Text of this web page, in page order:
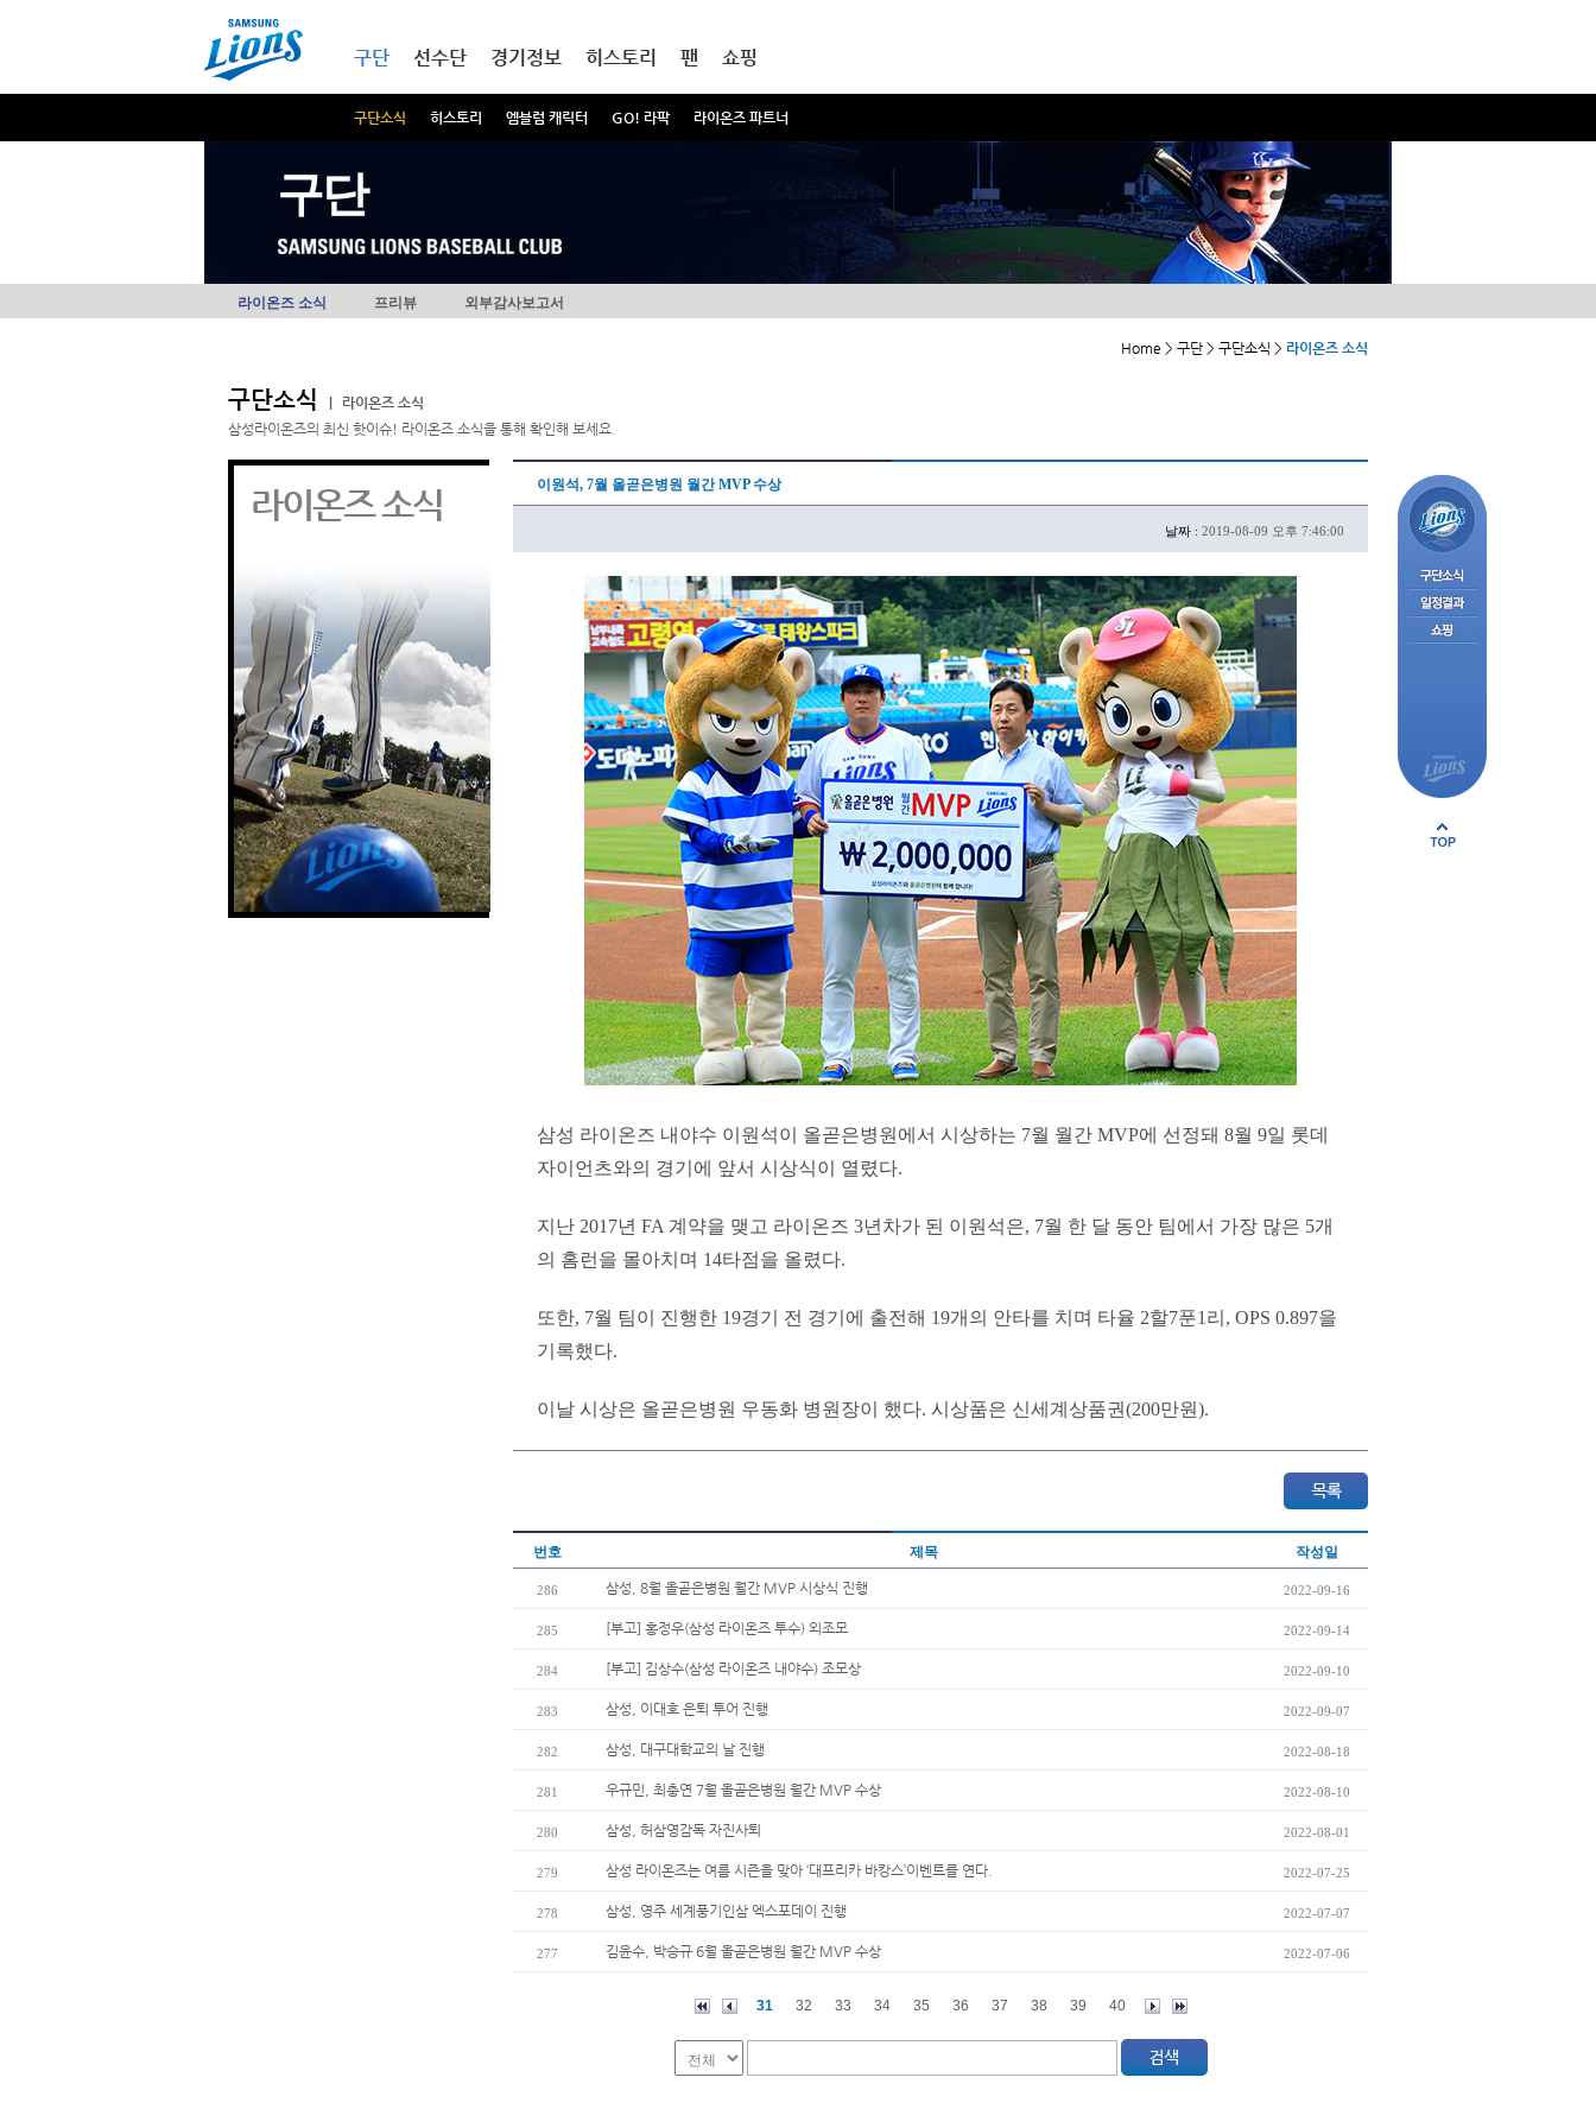
구단
구단소식 히스토리 엠블럼 캐릭터 GO! 라팍 라이온즈 파트너
선수단 경기정보 히스토리 팬 쇼핑
구단
라이온즈 소식 프리뷰 외부감사보고서
Home > 구단 > 구단소식 > 라이온즈 소식
구단소식
라이온즈 소식
삼성라이온즈의 최신 핫이슈! 라이온즈 소식을 통해 확인해 보세요.
라이온즈 소식 이원석, 7월 올곧은병원 월간 MVP 수상
날짜 : 2019-08-09 오후 7:46:00
삼성 라이온즈 내야수 이원석이 올곧은병원에서 시상하는 7월 월간 MVP에 선정돼 8월 9일 롯데
자이언츠와의 경기에 앞서 시상식이 열렸다.
지난 2017년 FA 계약을 맺고 라이온즈 3년차가 된 이원석은, 7월 한 달 동안 팀에서 가장 많은 5개
의 홈런을 몰아치며 14타점을 올렸다.
또한, 7월 팀이 진행한 19경기 전 경기에 출전해 19개의 안타를 치며 타율 2할7푼1리, OPS 0.897을
기록했다.
이날 시상은 올곧은병원 우동화 병원장이 했다. 시상품은 신세계상품권(200만원).
번호 제목 작성일
286 삼성, 8월 올곧은병원 월간 MVP 시상식 진행 2022-09-16
285 [부고] 홍정우(삼성 라이온즈 투수) 외조모 2022-09-14
284 [부고] 김상수(삼성 라이온즈 내야수) 조모상 2022-09-10
283 삼성, 이대호 은퇴 투어 진행 2022-09-07
282 삼성, 대구대학교의 날 진행 2022-08-18
281 우규민, 최충연 7월 올곧은병원 월간 MVP 수상 2022-08-10
280 삼성, 허삼영감독 자진사퇴 2022-08-01
279 삼성 라이온즈는 여름 시즌을 맞아 ‘대프리카 바캉스’이벤트를 연다. 2022-07-25
278 삼성, 영주 세계풍기인삼 엑스포데이 진행 2022-07-07
277 김윤수, 박승규 6월 올곧은병원 월간 MVP 수상 2022-07-06
31 32 33 34 35 36 37 38 39 40